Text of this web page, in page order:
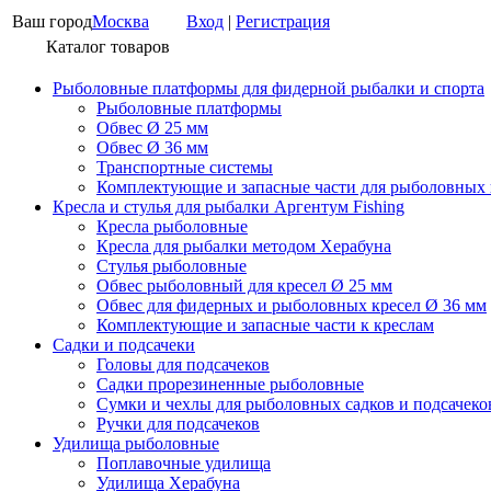
Ваш городМосква Вход | Регистрация
Каталог товаров
Рыболовные платформы для фидерной рыбалки и спорта
Рыболовные платформы
Обвес Ø 25 мм
Обвес Ø 36 мм
Транспортные системы
Комплектующие и запасные части для рыболовных
Кресла и стулья для рыбалки Аргентум Fishing
Кресла рыболовные
Кресла для рыбалки методом Херабуна
Стулья рыболовные
Обвес рыболовный для кресел Ø 25 мм
Обвес для фидерных и рыболовных кресел Ø 36 мм
Комплектующие и запасные части к креслам
Садки и подсачеки
Головы для подсачеков
Садки прорезиненные рыболовные
Сумки и чехлы для рыболовных садков и
Ручки для подсачеков
Удилища рыболовные
Поплавочные удилища
Удилища Херабуна